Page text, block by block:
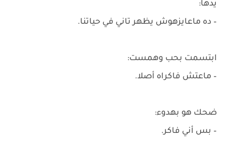
يدها:
– ده ماعايزهوش يظهر تاني في حياتنا.
ابتسمت بحب وهمست:
– ماعتش فاكراه أصلا.
ضحك هو بهدوء:
– بس أني فاكر.